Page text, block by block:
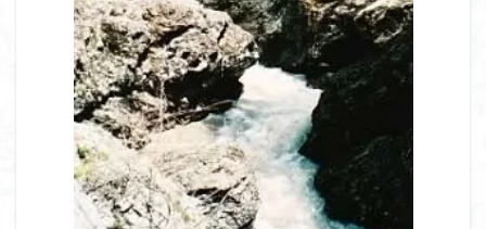
青森ヒバ
雪崩 雪山
陣馬形山
阿武隈山地
関東平野 長野県
長者峰
長瀞かたくりの郷
長瀞 西多摩
西丹沢
百名山
神山 笠置山 笠森寺
竹寺
稲含神社 秩父連山
秩父神社
秩父吉田
秩父 秋田県 福島県
福井県
神津牧場
神奈川県 箱根
神代けやき